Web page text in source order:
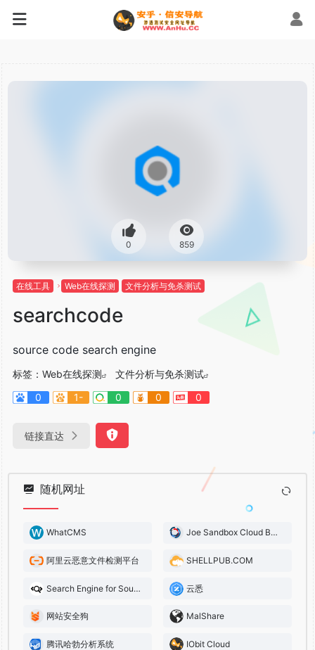
0 859
在线工具 Web在线探测 文件分析与免杀测试
searchcode
source code search engine
标签： Web在线探测
文件分析与免杀测试
0
1- 0 0 0
链接直达
随机网址
WhatCMS Joe Sandbox Cloud Basic
阿里云恶意文件检测平台 SHELLPUB.COM
Search Engine for Source Code 云悉
网站安全狗 MalShare
腾讯哈勃分析系统 IObit Cloud